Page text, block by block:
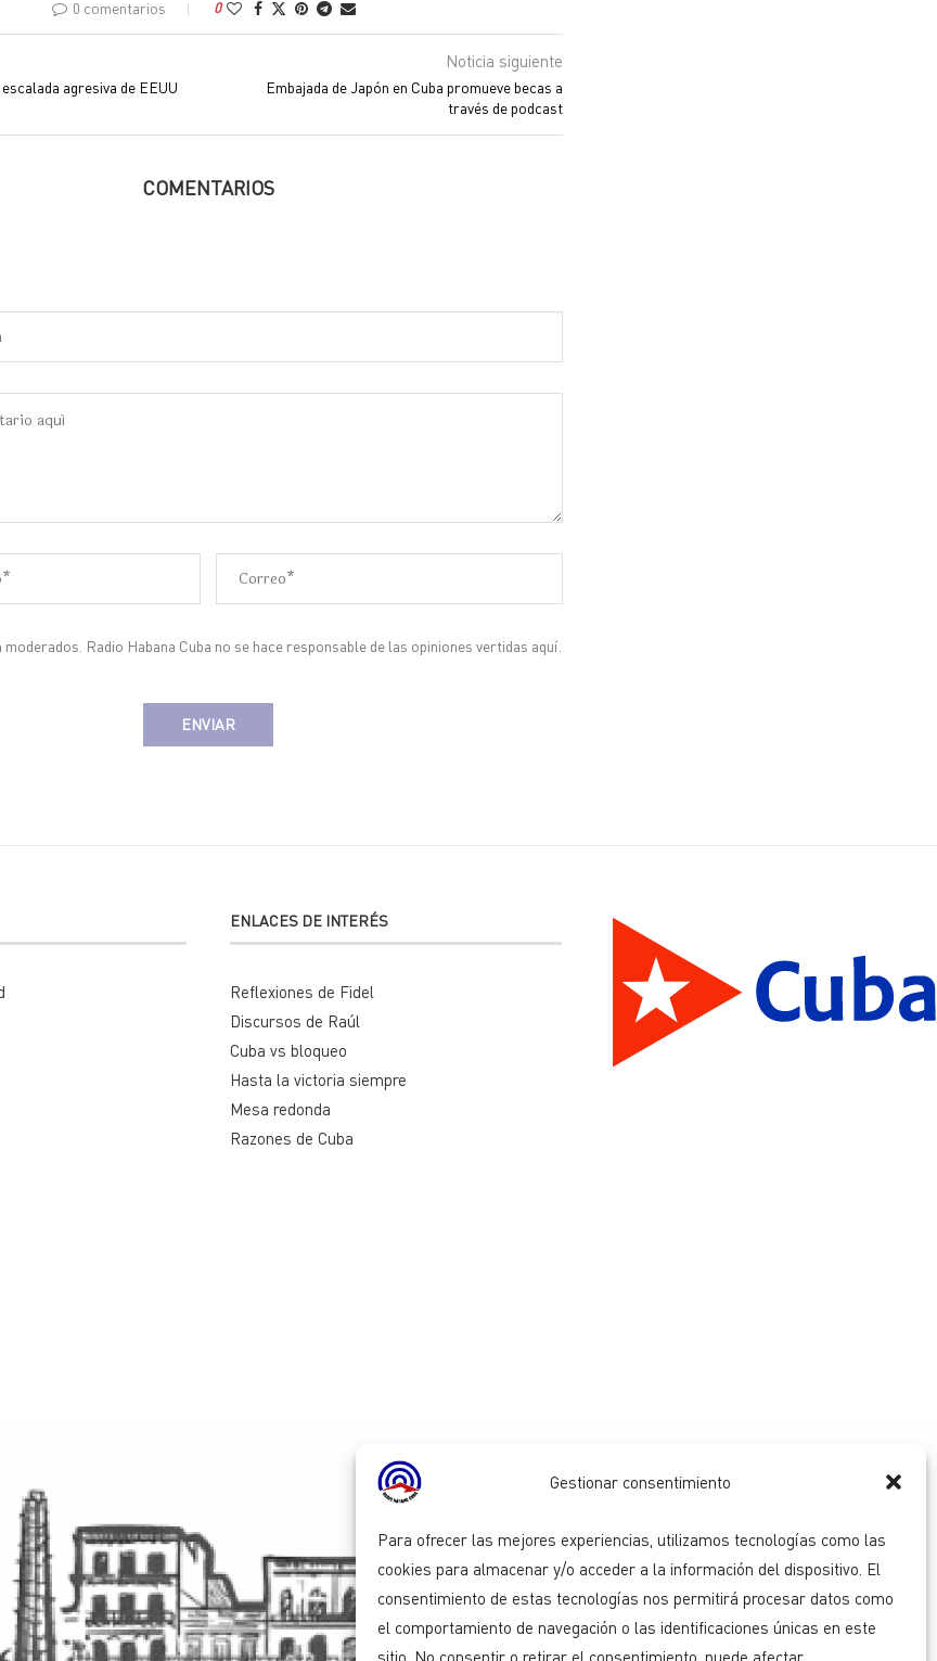
Gestionar consentimiento
Para ofrecer las mejores experiencias, utilizamos tecnologías como las
cookies para almacenar y/o acceder a la información del dispositivo. El
consentimiento de estas tecnologías nos permitirá procesar datos como
el comportamiento de navegación o las identificaciones únicas en este
sitio. No consentir o retirar el consentimiento, puede afectar
0 comentarios 0
agresiva de EEUU
Noticia siguiente
Embajada de Japón en Cuba promueve becas a
través de podcast
COMENTARIOS
Radio Habana Cuba no se hace responsable de las opiniones vertidas aquí.
ENLACES DE INTERÉS
Reflexiones de Fidel
Discursos de Raúl
Cuba vs bloqueo
Hasta la victoria siempre
Mesa redonda
Razones de Cuba